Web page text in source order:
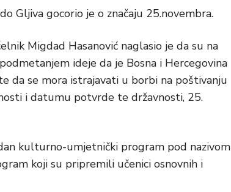
Gljiva gocorio je o značaju 25.novembra.
Migdad Hasanović naglasio je da su na
ideje da je Bosna i Hercegovina
da se mora istrajavati u borbi na poštivanju
i datumu potvrde te državnosti, 25.
kulturno-umjetnički program pod nazivom
koji su pripremili učenici osnovnih i